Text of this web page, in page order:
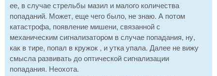
ее, в случае стрельбы мазил и малого количества
попаданий. Может, еще чего было, не знаю. А потом
катастрофа, появление мишени, связанной с
механическим сигнализатором в случае попадания, ну,
как в тире, попал в кружок , и утка упала. Далее не вижу
смысла развивать до оптической сигнализации
попадания. Неохота.